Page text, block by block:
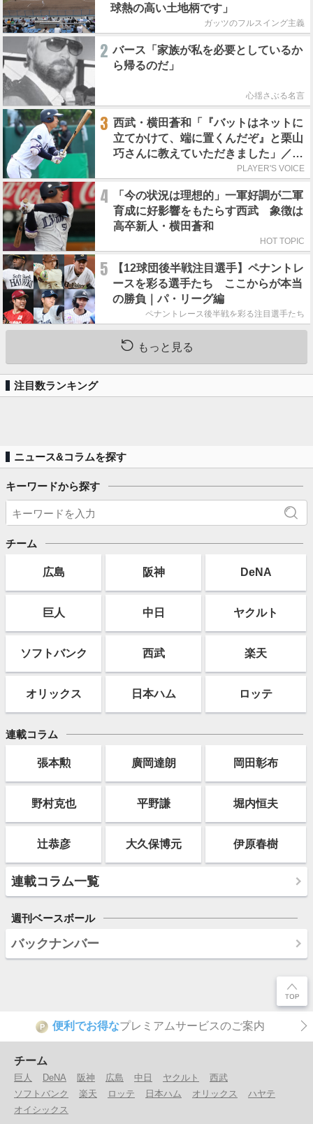
球熱の高い土地柄です」
ガッツのフルスイング主義
2 バース「家族が私を必要としているか
ら帰るのだ」
心揺さぶる名言
3 西武・横田蒼和「『バットはネットに
立てかけて、端に置くんだぞ』と栗山
巧さんに教えていただきました」／憧
PLAYER'S VOICE
4
「今の状況は理想的」一軍好調が二軍
育成に好影響をもたらす西武 象徴は
高卒新人・横田蒼和
HOT TOPIC
5
【12球団後半戦注目選手】ペナントレ
ースを彩る選手たち ここからが本当
の勝負｜パ・リーグ編
ペナントレース後半戦を彩る注目選手たち
もっと見る
注目数ランキング
ニュース&コラムを探す
キーワードから探す
チーム
広島 阪神 DeNA
巨人 中日 ヤクルト
ソフトバンク 西武 楽天
オリックス 日本ハム ロッテ
連載コラム
張本勲 廣岡達朗 岡田彰布
野村克也 平野謙 堀内恒夫
辻恭彦 大久保博元 伊原春樹
連載コラム一覧
週刊ベースボール
バックナンバー
P 便利でお得なプレミアムサービスのご案内
チーム
巨人 DeNA 阪神 広島 中日 ヤクルト
西武
ソフトバンク
楽天 ロッテ 日本ハム オリックス
ハヤテ
オイシックス